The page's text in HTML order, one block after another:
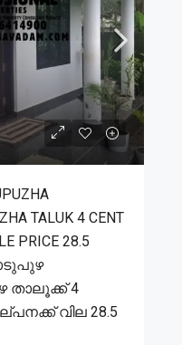
TALUK 4 CENT
PRICE 28.5
താലൂക്ക് 4
വില 28.5